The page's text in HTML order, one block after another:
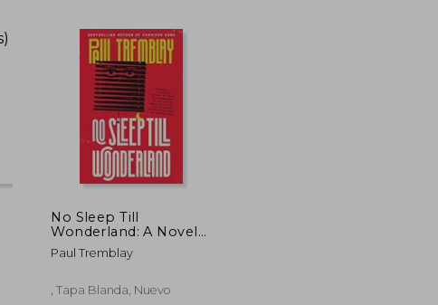
11,24 €
No Sleep Till
Wonderland: A Novel
(Mark Genevich Series,
2)
Paul Tremblay
, Tapa Blanda, Nuevo